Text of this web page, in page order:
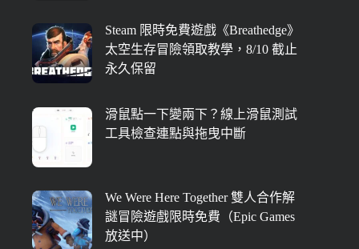
Steam 限時免費遊戲《Breathedge》
太空生存冒險領取教學，8/10 截止
永久保留
滑鼠點一下變兩下？線上滑鼠測試
工具檢查連點與拖曳中斷
We Were Here Together 雙人合作解
謎冒險遊戲限時免費（Epic Games
放送中）